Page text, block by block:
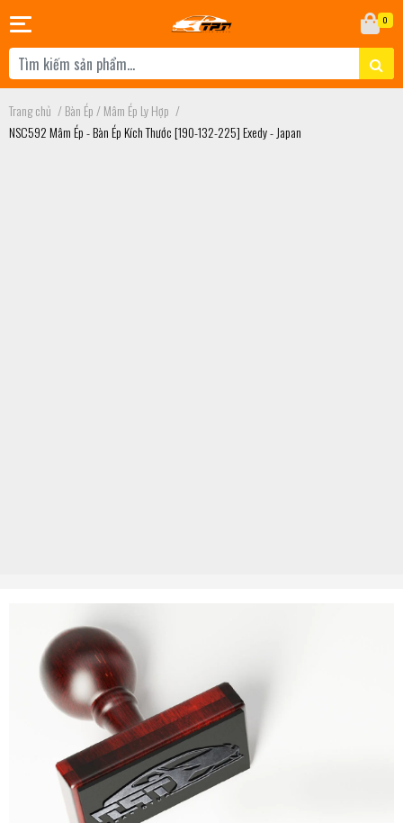
0
Trang chủ /Bàn Ép / Mâm Ép Ly Hợp /
NSC592 Mâm Ép - Bàn Ép Kích Thước [190-132-225] Exedy - Japan